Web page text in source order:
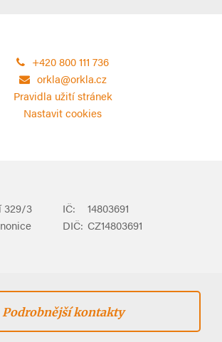
+420 800 111 736
orkla@orkla.cz
Pravidla užití stránek
Nastavit cookies
329/3
IČ:
14803691
DIČ: CZ14803691
Podrobnější kontakty